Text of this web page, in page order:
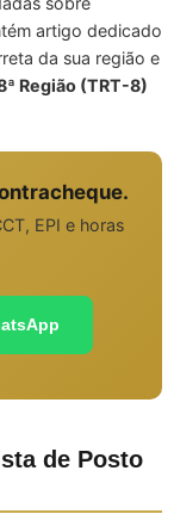
artigo dedicado
da sua região e
Região (TRT-8)
EPI e horas
de Posto